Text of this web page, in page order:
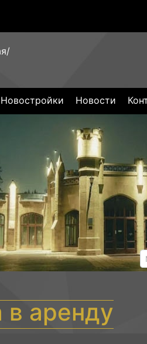
Новостройки Новости
в аренду